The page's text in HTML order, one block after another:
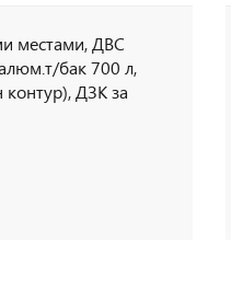
местами, ДВС
бак 700 л,
ДЗК за